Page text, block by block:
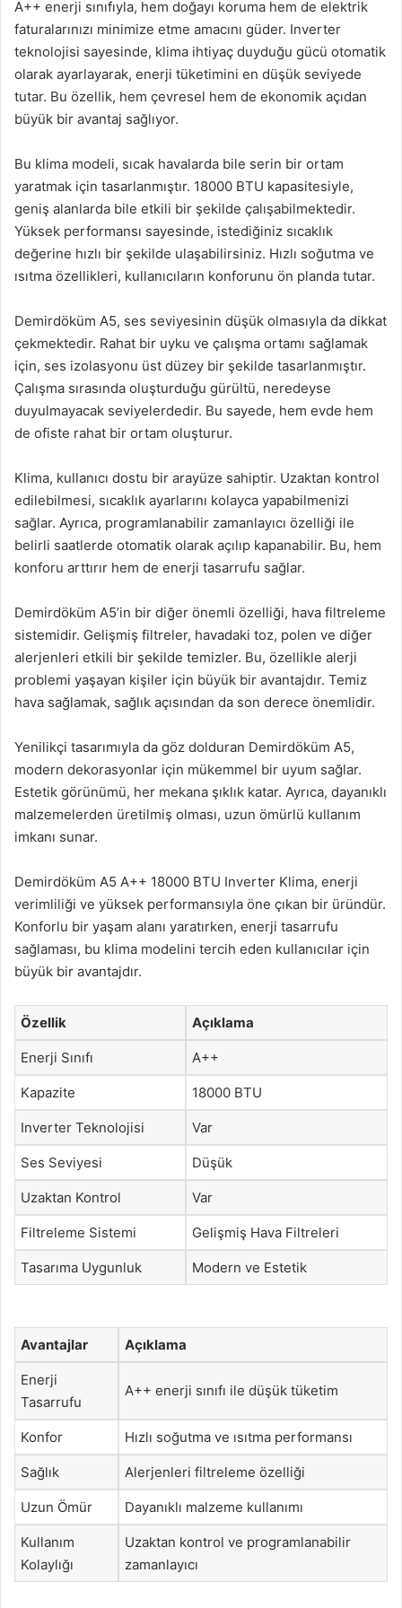
A++ enerji sınıfıyla, hem doğayı koruma hem de elektrik
faturalarınızı minimize etme amacını güder. Inverter
teknolojisi sayesinde, klima ihtiyaç duyduğu gücü otomatik
olarak ayarlayarak, enerji tüketimini en düşük seviyede
tutar. Bu özellik, hem çevresel hem de ekonomik açıdan
büyük bir avantaj sağlıyor.
Bu klima modeli, sıcak havalarda bile serin bir ortam
yaratmak için tasarlanmıştır. 18000 BTU kapasitesiyle,
geniş alanlarda bile etkili bir şekilde çalışabilmektedir.
Yüksek performansı sayesinde, istediğiniz sıcaklık
değerine hızlı bir şekilde ulaşabilirsiniz. Hızlı soğutma ve
ısıtma özellikleri, kullanıcıların konforunu ön planda tutar.
Demirdöküm A5, ses seviyesinin düşük olmasıyla da dikkat
çekmektedir. Rahat bir uyku ve çalışma ortamı sağlamak
için, ses izolasyonu üst düzey bir şekilde tasarlanmıştır.
Çalışma sırasında oluşturduğu gürültü, neredeyse
duyulmayacak seviyelerdedir. Bu sayede, hem evde hem
de ofiste rahat bir ortam oluşturur.
Klima, kullanıcı dostu bir arayüze sahiptir. Uzaktan kontrol
edilebilmesi, sıcaklık ayarlarını kolayca yapabilmenizi
sağlar. Ayrıca, programlanabilir zamanlayıcı özelliği ile
belirli saatlerde otomatik olarak açılıp kapanabilir. Bu, hem
konforu arttırır hem de enerji tasarrufu sağlar.
Demirdöküm A5’in bir diğer önemli özelliği, hava filtreleme
sistemidir. Gelişmiş filtreler, havadaki toz, polen ve diğer
alerjenleri etkili bir şekilde temizler. Bu, özellikle alerji
problemi yaşayan kişiler için büyük bir avantajdır. Temiz
hava sağlamak, sağlık açısından da son derece önemlidir.
Yenilikçi tasarımıyla da göz dolduran Demirdöküm A5,
modern dekorasyonlar için mükemmel bir uyum sağlar.
Estetik görünümü, her mekana şıklık katar. Ayrıca, dayanıklı
malzemelerden üretilmiş olması, uzun ömürlü kullanım
imkanı sunar.
Demirdöküm A5 A++ 18000 BTU Inverter Klima, enerji
verimliliği ve yüksek performansıyla öne çıkan bir üründür.
Konforlu bir yaşam alanı yaratırken, enerji tasarrufu
sağlaması, bu klima modelini tercih eden kullanıcılar için
büyük bir avantajdır.
Özellik Açıklama
Enerji Sınıfı A++
Kapazite 18000 BTU
Inverter Teknolojisi Var
Ses Seviyesi Düşük
Uzaktan Kontrol Var
Filtreleme Sistemi Gelişmiş Hava Filtreleri
Tasarıma Uygunluk Modern ve Estetik
Avantajlar Açıklama
Enerji
Tasarrufu
A++ enerji sınıfı ile düşük tüketim
Konfor Hızlı soğutma ve ısıtma performansı
Sağlık Alerjenleri filtreleme özelliği
Uzun Ömür Dayanıklı malzeme kullanımı
Kullanım
Kolaylığı
Uzaktan kontrol ve programlanabilir
zamanlayıcı